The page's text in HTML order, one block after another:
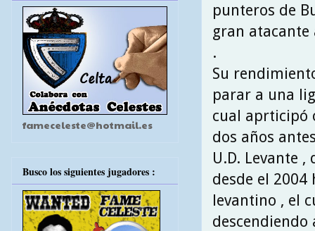
punteros de
gran atacante
.
Su
parar a una
cual aprticipó
dos años
U.D. Levante
desde el
levantino , el
descendiendo
fameceleste@hotmail.es
Busco los siguientes jugadores :